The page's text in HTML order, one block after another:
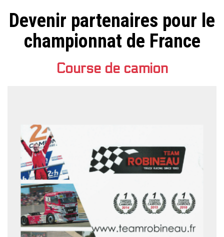
Devenir partenaires pour le
championnat de France
Course de camion